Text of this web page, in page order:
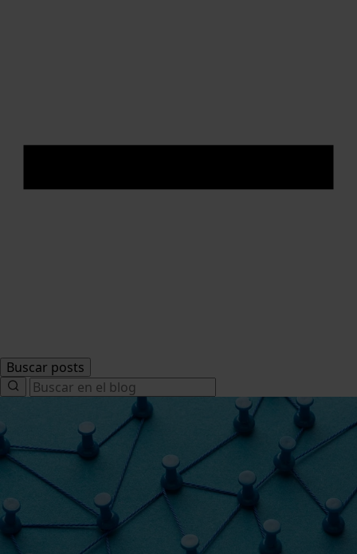
Buscar posts
Search
for: